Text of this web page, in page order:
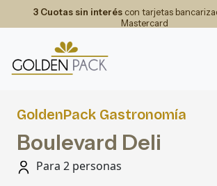
3 Cuotas sin interéscon tarjetas
Mastercard
GoldenPack Gastronomía
Boulevard Deli
Para 2 personas